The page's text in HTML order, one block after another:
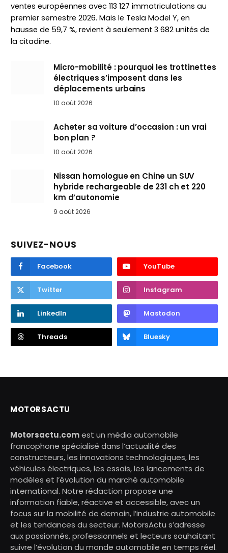
ventes européennes avec 113 127 immatriculations au
premier semestre 2026. Mais le Tesla Model Y, en
hausse de 59,7 %, revient à seulement 3 682 unités de
la citadine.
Micro-mobilité : pourquoi les trottinettes
électriques s’imposent dans les
déplacements urbains
10 août 2026
Acheter sa voiture d’occasion : un vrai
bon plan ?
10 août 2026
Nissan homologue en Chine un SUV
hybride rechargeable de 231 ch et 220
km d’autonomie
9 août 2026
SUIVEZ-NOUS
Facebook YouTube
Twitter Instagram
LinkedIn Mastodon
Threads Bluesky
MOTORSACTU
Motorsactu.comest un média automobile
francophone spécialisé dans l’actualité des
constructeurs, les innovations technologiques, les
véhicules électriques, les essais, les lancements de
modèles et l’évolution du marché automobile
international. Notre rédaction propose une
information fiable, réactive et accessible, avec un
focus sur la mobilité de demain, l’industrie automobile
et les tendances du secteur. MotorsActu s’adresse
aux passionnés, professionnels et lecteurs souhaitant
suivre l’évolution du monde automobile en temps réel.